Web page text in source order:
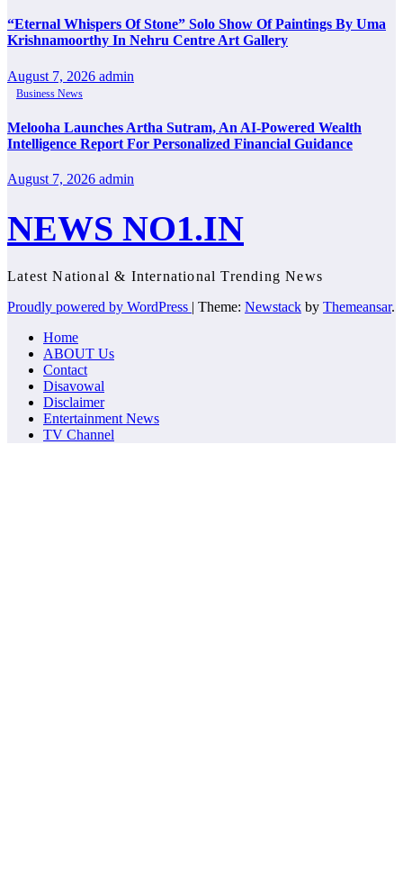
“Eternal Whispers Of Stone” Solo Show Of Paintings By Uma
Krishnamoorthy In Nehru Centre Art Gallery
August 7, 2026 admin
Business News
Melooha Launches Artha Sutram, An AI-Powered Wealth
Intelligence Report For Personalized Financial Guidance
August 7, 2026 admin
NEWS NO1.IN
Latest National & International Trending News
Proudly powered by WordPress | Theme: Newstack by Themeansar.
Home
ABOUT Us
Contact
Disavowal
Disclaimer
Entertainment News
TV Channel